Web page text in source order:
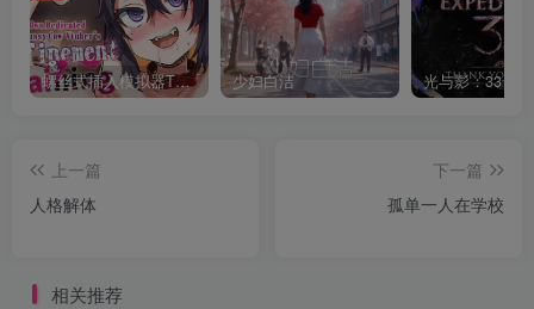
螺丝式插入模拟器TMA02 少妇白洁
上一篇
人格解体
下一篇
孤单一人在学校
相关推荐